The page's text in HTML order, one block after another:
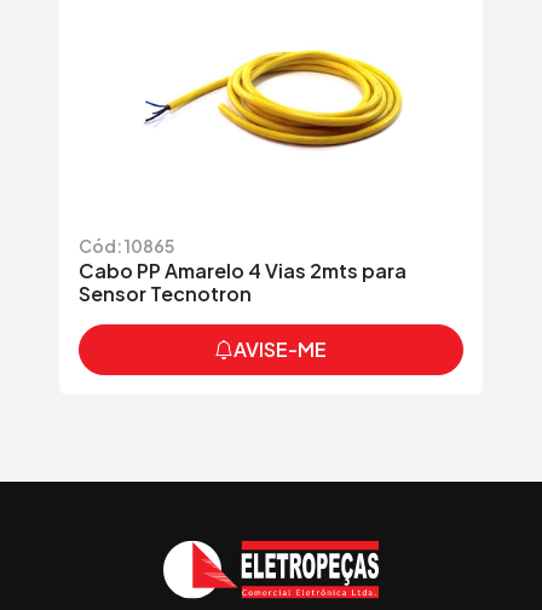
Cód: 10865
Cabo PP Amarelo 4 Vias 2mts para
Sensor Tecnotron
AVISE-ME